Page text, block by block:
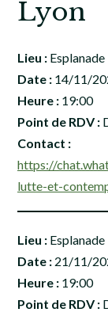
Lyon
Lieu :
Date : 14/11/
Heure : 19:00
Point de RDV :
Contact :
https://
lutte-et-
Lieu :
Date : 21/11/
Heure : 19:00
Point de RDV :